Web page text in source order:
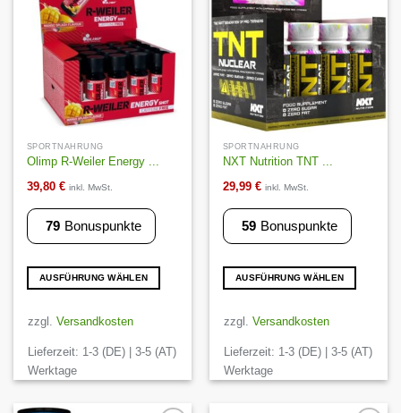
auf
der
Produktseite
gewählt
werden
Wunschliste
SPORTNAHRUNG
Olimp R-Weiler Energy ...
39,80 € inkl. MwSt.
79 Bonuspunkte
AUSFÜHRUNG WÄHLEN
Produkt
mehrere
Varianten
auf.
Die
zzgl. Versandkosten
Lieferzeit: 1-3 (DE) | 3-5 (AT)
Werktage
SPORTNAHRUNG
NXT Nutrition TNT ...
29,99 € inkl. MwSt.
59 Bonuspunkte
AUSFÜHRUNG WÄHLEN
Produkt
mehrere
Varianten
auf.
zzgl. Versandkosten
Lieferzeit: 1-3 (DE) | 3-5 (AT)
Werktage